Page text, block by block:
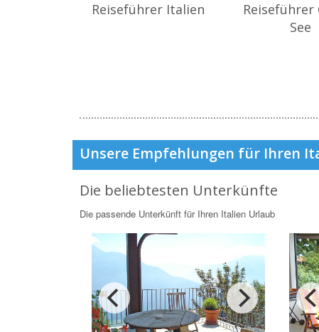
Reiseführer Italien
Reiseführer
See
Unsere Empfehlungen für Ihren
Die beliebtesten Unterkünfte
Die passende Unterkünft für Ihren Italien Urlaub